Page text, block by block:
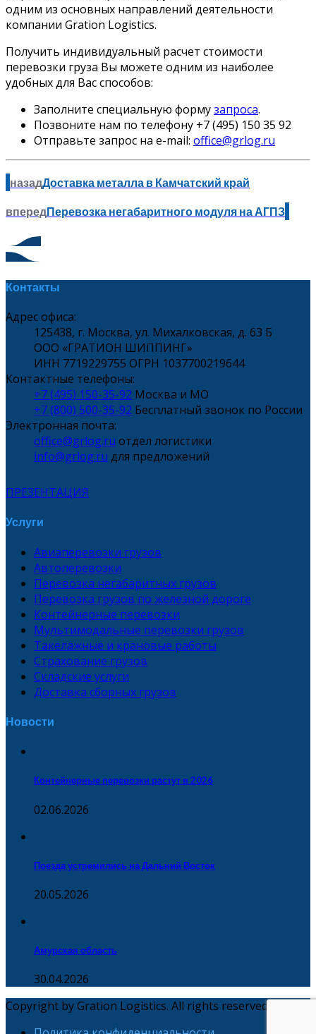
одним из основных направлений деятельности
компании Gration Logistics.
Получить индивидуальный расчет стоимости
перевозки груза Вы можете одним из наиболее
удобных для Вас способов:
Заполните специальную формузапроса.
Позвоните нам по телефону +7 (495) 150 35 92
Отправьте запрос на e-mail: office@grlog.ru
назадДоставка металла в Камчатский край
впередПеревозка негабаритного модуля на АГПЗ
Контакты
Адрес офиса:
125438, г. Москва, ул. Михалковская, д. 63 Б
ООО «ГРАТИОН ШИППИНГ»
ИНН 7719229755 ОГРН 1037700219644
Контактные телефоны:
+7 (495) 150-35-92 Москва и МО
+7 (800) 500-35-92 Бесплатный звонок по России
Электронная почта:
office@grlog.ru отдел логистики
info@grlog.ru для предложений
ПРЕЗЕНТАЦИЯ
Услуги
Авиаперевозки грузов
Автоперевозки
Перевозка негабаритных грузов
Перевозка грузов по железной дороге
Контейнерные перевозки
Мультимодальные перевозки грузов
Такелажные и крановые работы
Страхование грузов
Складские услуги
Доставка сборных грузов
Новости
Контейнерные перевозки растут в 2026
02.06.2026
Поезда устремились на Дальний Восток
20.05.2026
Амурская область
30.04.2026
Copyright by Gration Logistics. All rights reserved